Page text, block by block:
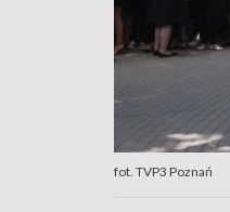
fot. TVP3 Poznań